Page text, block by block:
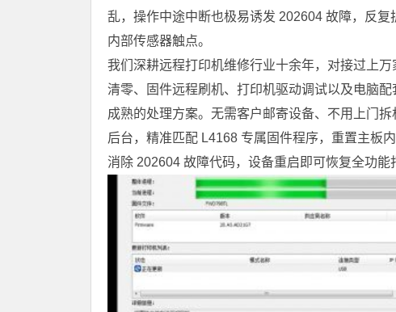
乱，操作中途中断也极易诱发 202604 故障，反
内部传感器触点。
我们深耕远程打印机维修行业十余年，对接过上
清零、固件远程刷机、打印机驱动调试以及电脑
成熟的处理方案。无需客户邮寄设备、不用上门
后台，精准匹配 L4168 专属固件程序，重置主板
消除 202604 故障代码，设备重启即可恢复全功能